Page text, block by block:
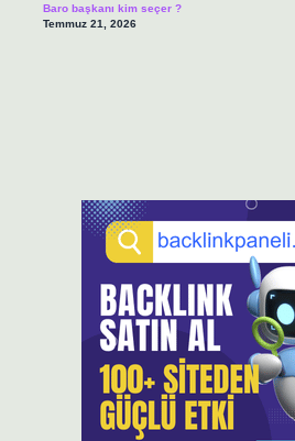
Baro başkanı kim seçer ?
Temmuz 21, 2026